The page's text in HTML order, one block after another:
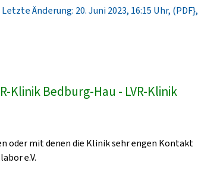
Letzte Änderung: 20. Juni 2023, 16:15 Uhr, (PDF},
Klinik Bedburg-Hau - LVR-Klinik
oder mit denen die Klinik sehr engen Kontakt
e.V.